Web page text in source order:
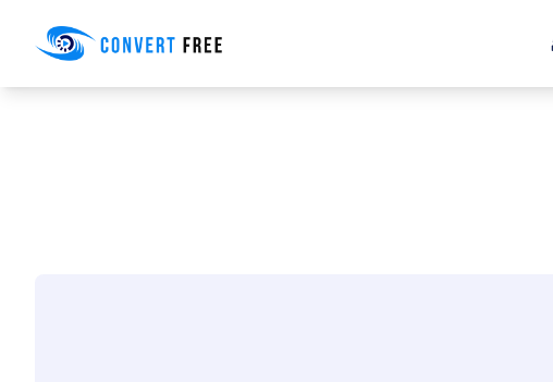
Convert Free